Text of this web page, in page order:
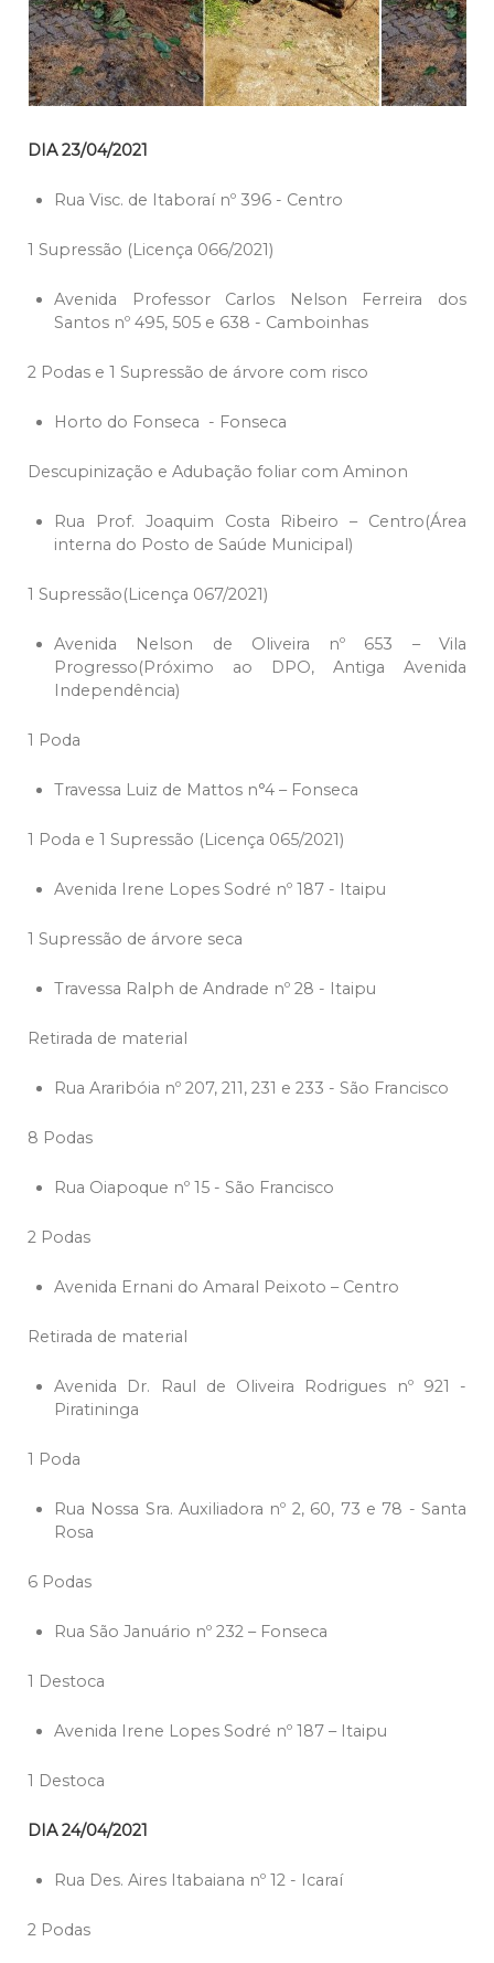
DIA 23/04/2021
Rua Visc. de Itaboraí nº 396 - Centro
1 Supressão (Licença 066/2021)
Avenida Professor Carlos Nelson Ferreira dos
Santos nº 495, 505 e 638 - Camboinhas
2 Podas e 1 Supressão de árvore com risco
Horto do Fonseca - Fonseca
Descupinização e Adubação foliar com Aminon
Rua Prof. Joaquim Costa Ribeiro – Centro(Área
interna do Posto de Saúde Municipal)
1 Supressão(Licença 067/2021)
Avenida Nelson de Oliveira nº 653 – Vila
Progresso(Próximo ao DPO, Antiga Avenida
Independência)
1 Poda
Travessa Luiz de Mattos n°4 – Fonseca
1 Poda e 1 Supressão (Licença 065/2021)
Avenida Irene Lopes Sodré nº 187 - Itaipu
1 Supressão de árvore seca
Travessa Ralph de Andrade nº 28 - Itaipu
Retirada de material
Rua Araribóia nº 207, 211, 231 e 233 - São Francisco
8 Podas
Rua Oiapoque nº 15 - São Francisco
2 Podas
Avenida Ernani do Amaral Peixoto – Centro
Retirada de material
Avenida Dr. Raul de Oliveira Rodrigues nº 921 -
Piratininga
1 Poda
Rua Nossa Sra. Auxiliadora nº 2, 60, 73 e 78 - Santa
Rosa
6 Podas
Rua São Januário nº 232 – Fonseca
1 Destoca
Avenida Irene Lopes Sodré nº 187 – Itaipu
1 Destoca
DIA 24/04/2021
Rua Des. Aires Itabaiana nº 12 - Icaraí
2 Podas